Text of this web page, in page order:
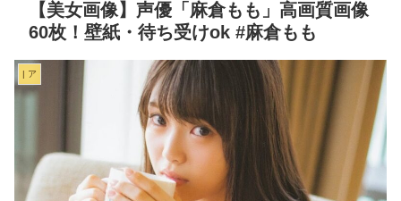
【美女画像】声優「麻倉もも」高画質画像
60枚！壁紙・待ち受けok #麻倉もも
| ア